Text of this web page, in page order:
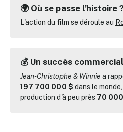
🌍 Où se passe l'histoire
L'action du film se déroule au
💰 Un succès commercial
Jean-Christophe & Winnie a
197 700 000 $ dans le
production d'à peu près 70